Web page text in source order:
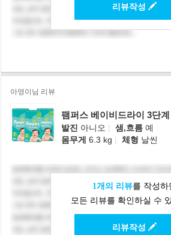
리뷰작성
아영이님 리뷰
팸퍼스 베이비드라이 3단계
발진 아니오 | 샘,흐름 예
몸무게 6.3 kg | 체형 날씬
1개의 리뷰를 작성하
모든 리뷰를 확인하실 수
리뷰작성